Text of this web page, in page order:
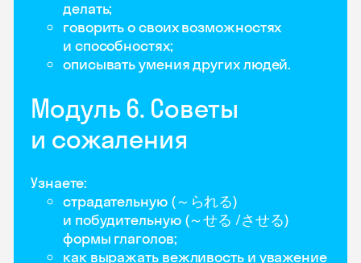
делать;
говорить о своих возможностях
и способностях;
описывать умения других людей.
Модуль 6. Советы
и сожаления
Узнаете:
страдательную (～られる)
и побудительную (～せる /させる)
формы глаголов;
как выражать вежливость и уважение